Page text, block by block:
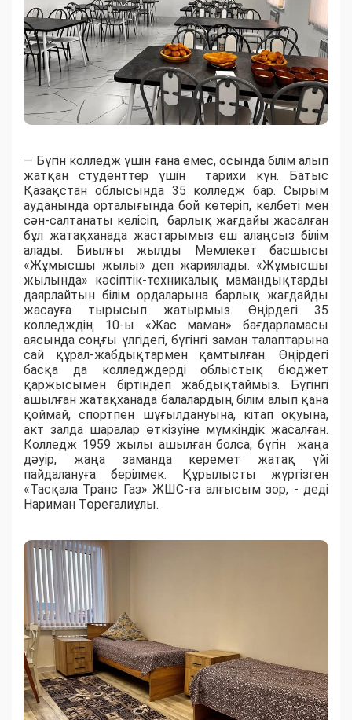
— Бүгін колледж үшін ғана емес, осында білім алып
жатқан студенттер үшін тарихи күн. Батыс
Қазақстан облысында 35 колледж бар. Сырым
ауданында орталығында бой көтеріп, келбеті мен
сән-салтанаты келісіп, барлық жағдайы жасалған
бұл жатақханада жастарымыз еш алаңсыз білім
алады. Биылғы жылды Мемлекет басшысы
«Жұмысшы жылы» деп жариялады. «Жұмысшы
жылында» кәсіптік-техникалық мамандықтарды
даярлайтын білім ордаларына барлық жағдайды
жасауға тырысып жатырмыз. Өңірдегі 35
колледждің 10-ы «Жас маман» бағдарламасы
аясында соңғы үлгідегі, бүгінгі заман талаптарына
сай құрал-жабдықтармен қамтылған. Өңірдегі
басқа да колледждерді облыстық бюджет
қаржысымен біртіндеп жабдықтаймыз. Бүгінгі
ашылған жатақханада балалардың білім алып қана
қоймай, спортпен шұғылдануына, кітап оқуына,
акт залда шаралар өткізуіне мүмкіндік жасалған.
Колледж 1959 жылы ашылған болса, бүгін жаңа
дәуір, жаңа заманда керемет жатақ үйі
пайдалануға берілмек. Құрылысты жүргізген
«Тасқала Транс Газ» ЖШС-ға алғысым зор, - деді
Нариман Төреғалиұлы.